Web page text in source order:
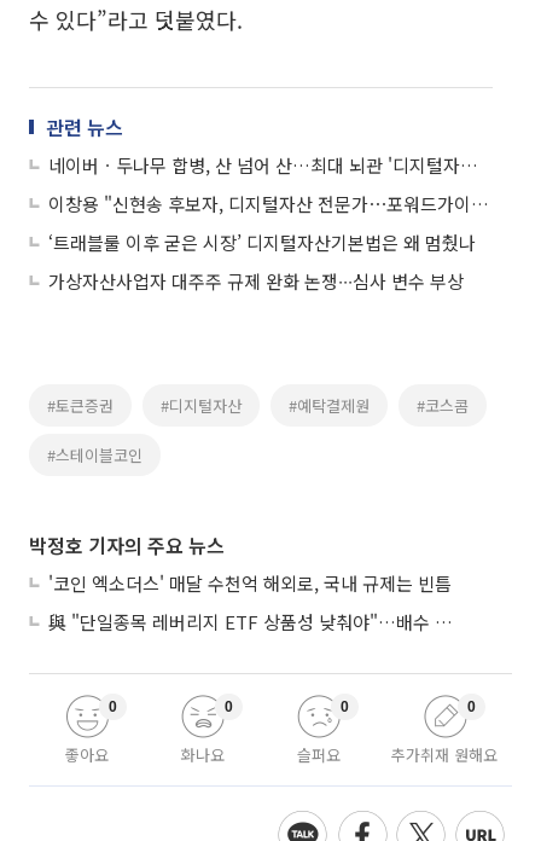
수 있다”라고 덧붙였다.
관련 뉴스
네이버ㆍ두나무 합병, 산 넘어 산…최대 뇌관 '디지털자산법'
이창용 "신현송 후보자, 디지털자산 전문가⋯포워드가이던스 잘 이어갔으면"
‘트래블룰 이후 굳은 시장’ 디지털자산기본법은 왜 멈췄나
가상자산사업자 대주주 규제 완화 논쟁∙∙∙심사 변수 부상
#토큰증권 #디지털자산 #예탁결제원 #코스콤
#스테이블코인
박정호 기자의 주요 뉴스
'코인 엑소더스' 매달 수천억 해외로, 국내 규제는 빈틈
與 "단일종목 레버리지 ETF 상품성 낮춰야"…배수 조정안도 거론
좋아요
0
화나요
0
슬퍼요
0
추가취재 원해요
0